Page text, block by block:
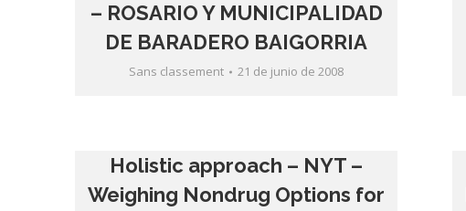
– ROSARIO Y MUNICIPALIDAD
DE BARADERO BAIGORRIA
Sans classement 21 de junio de 2008
Holistic approach – NYT –
Weighing Nondrug Options for